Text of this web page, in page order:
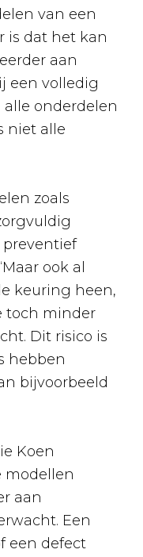
van een
is dat het kan
aan
een volledig
onderdelen
niet alle
zoals
ook al
keuring heen,
toch minder
Dit risico is
hebben
bijvoorbeeld
Koen
modellen
aan
Een
een defect